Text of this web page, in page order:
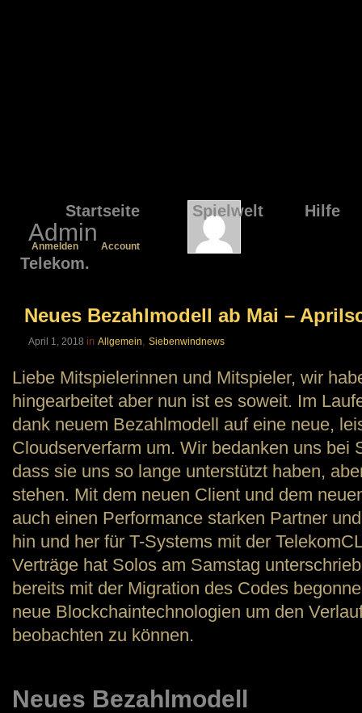
Startseite Spielwelt Hilfe
Admin
Anmelden Account
Telekom.
Neues Bezahlmodell ab Mai –
April 1, 2018 in Allgemein, Siebenwindnews
Liebe Mitspielerinnen und Mitspieler, wir
hingearbeitet aber nun ist es soweit. Im
dank neuem Bezahlmodell auf eine neue,
Cloudserverfarm um. Wir bedanken uns bei
dass sie uns so lange unterstützt haben,
stehen. Mit dem neuen Client und dem
auch einen Performance starken Partner
hin und her für T-Systems mit der
Verträge hat Solos am Samstag
bereits mit der Migration des Codes
neue Blockchaintechnologien um den
beobachten zu können.
Neues Bezahlmodell